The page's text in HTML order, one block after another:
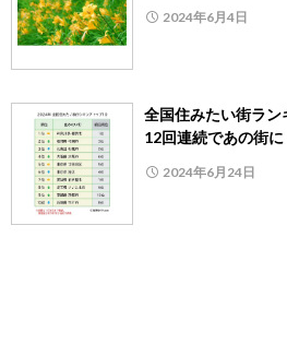
2024年6月4日
全国住みたい街ラ
12回連続であの街に
2024年6月24日